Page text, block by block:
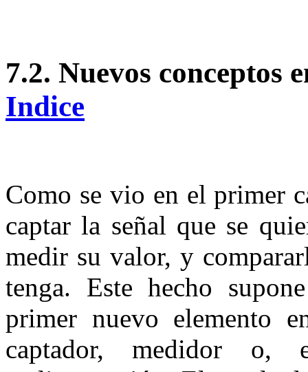
7.2. Nuevos
Indice
Como se vio en el primer
captar la señal que se
medir su valor, y
tenga. Este hecho
primer nuevo elemento
captador, medidor o,